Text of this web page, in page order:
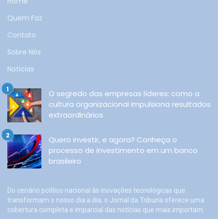
Quem Faz
Contato
Sobre Nós
Noticias
O segredo das empresas líderes: como a
cultura organizacional impulsiona resultados
extraordinários
Quero investir, e agora? Conheça o
processo de investimento em um banco
brasileiro
Do cenário político nacional às inovações tecnológicas que
transformam o nosso dia a dia, o Jornal da Tribuna oferece uma
cobertura completa e imparcial das notícias que mais importam.